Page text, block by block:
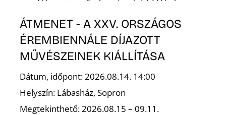
ÁTMENET - A XXV. ORSZÁGOS
ÉREMBIENNÁLE DÍJAZOTT
MŰVÉSZEINEK KIÁLLÍTÁSA
Dátum, időpont: 2026.08.14. 14:00
Helyszín: Lábasház, Sopron
Megtekinthető: 2026.08.15 – 09.11.